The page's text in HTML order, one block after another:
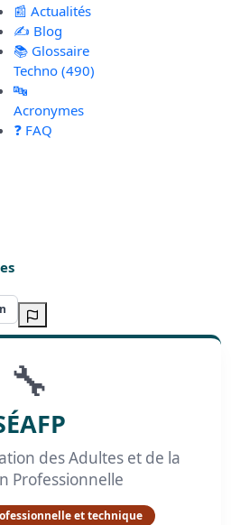
📰 Actualités
✍️ Blog
📚 Glossaire
Techno (490)
🔤
Acronymes
❓ FAQ
🔧
des Adultes et de la
Professionnelle
et technique